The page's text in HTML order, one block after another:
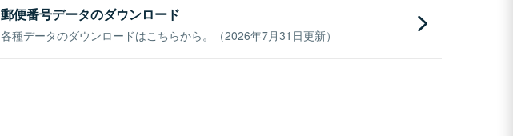
郵便番号データのダウンロード
各種データのダウンロードはこちらから。（2026年7月31日更新）